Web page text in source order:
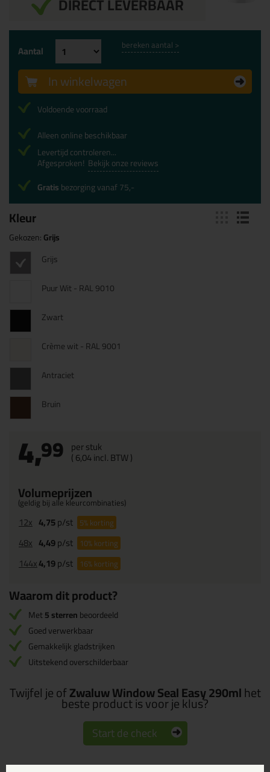
Kleur
Gekozen:Grijs
Grijs
Puur Wit - RAL 9010
Zwart
Crème wit - RAL 9001
Antraciet
Bruin
4,99 per stuk
(6,04incl. BTW )
Volumeprijzen
(geldig bij alle kleurcombinaties)
12x 4,75p/st 5%korting
48x 4,49p/st 10%korting
144x4,19p/st 16%korting
Aantal bereken aantal >
In winkelwagen
Voldoende voorraad
Alleen online beschikbaar
Levertijd controleren...
Afgesproken! Bekijk onze reviews
Gratisbezorging vanaf 75,-
Waarom dit product?
Met5 sterrenbeoordeeld
Goed verwerkbaar
Gemakkelijk gladstrijken
Uitstekend overschilderbaar
Twijfel je ofZwaluw Window Seal Easy 290mlhet
beste product is voor je klus?
Start de check